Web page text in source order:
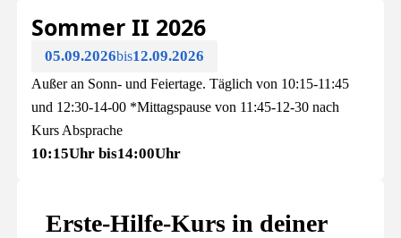
Sommer II 2026
05.09.2026bis12.09.2026
Außer an Sonn- und Feiertage. Täglich von 10:15-11:45
und 12:30-14-00 *Mittagspause von 11:45-12-30 nach
Kurs Absprache
10:15Uhr bis14:00Uhr
Erste-Hilfe-Kurs in deiner